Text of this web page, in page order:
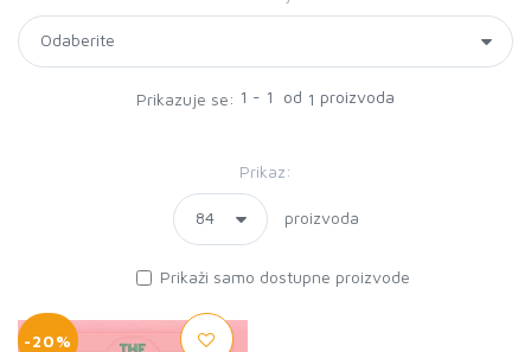
Prikazuje se: 1 - 1 od 1 proizvoda
Prikaz:
proizvoda
Prikaži samo dostupne proizvode
-20%